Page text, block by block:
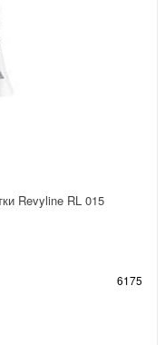
Revyline RL 015
6175